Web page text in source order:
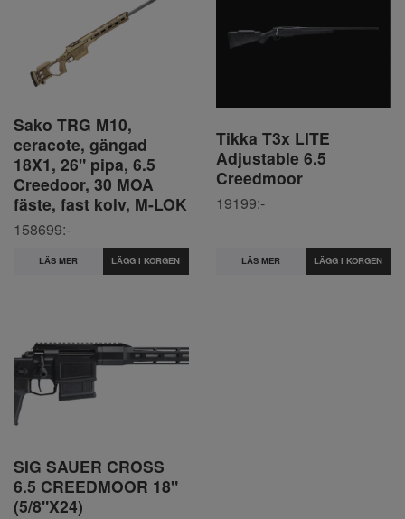
Sako TRG M10,
ceracote, gängad
18X1, 26" pipa, 6.5
Creedoor, 30 MOA
fäste, fast kolv, M-LOK
158699:-
LÄS MER
Tikka T3x LITE
Adjustable 6.5
Creedmoor
19199:-
LÄS MER
SIG SAUER CROSS
6.5 CREEDMOOR 18"
(5/8"X24)